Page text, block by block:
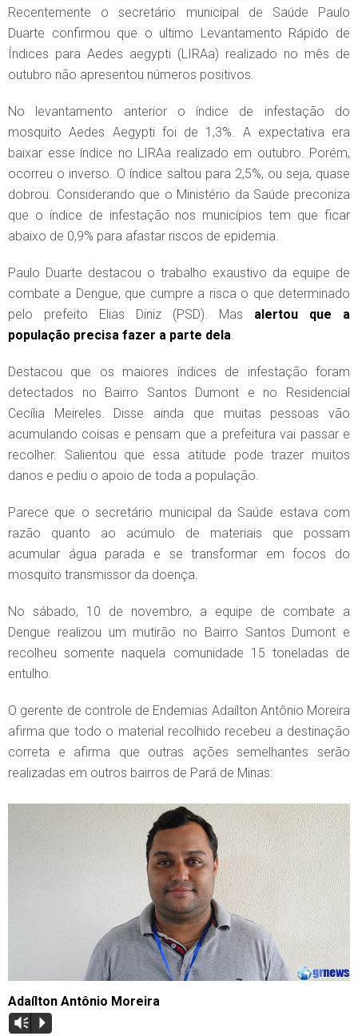
Recentemente o secretário municipal de Saúde Paulo
Duarte confirmou que o ultimo Levantamento Rápido de
Índices para Aedes aegypti (LIRAa) realizado no mês de
outubro não apresentou números positivos.
No levantamento anterior o índice de infestação do
mosquito Aedes Aegypti foi de 1,3%. A expectativa era
baixar esse índice no LIRAa realizado em outubro. Porém,
ocorreu o inverso. O índice saltou para 2,5%, ou seja, quase
dobrou. Considerando que o Ministério da Saúde preconiza
que o índice de infestação nos municípios tem que ficar
abaixo de 0,9% para afastar riscos de epidemia.
Paulo Duarte destacou o trabalho exaustivo da equipe de
combate a Dengue, que cumpre a risca o que determinado
pelo prefeito Elias Diniz (PSD). Mas alertou que a
população precisa fazer a parte dela
Destacou que os maiores índices de infestação foram
detectados no Bairro Santos Dumont e no Residencial
Cecília Meireles. Disse ainda que muitas pessoas vão
acumulando coisas e pensam que a prefeitura vai passar e
recolher. Salientou que essa atitude pode trazer muitos
danos e pediu o apoio de toda a população.
Parece que o secretário municipal da Saúde estava com
razão quanto ao acúmulo de materiais que possam
acumular água parada e se transformar em focos do
mosquito transmissor da doença.
No sábado, 10 de novembro, a equipe de combate a
Dengue realizou um mutirão no Bairro Santos Dumont e
recolheu somente naquela comunidade 15 toneladas de
entulho.
O gerente de controle de Endemias Adaílton Antônio Moreira
afirma que todo o material recolhido recebeu a destinação
correta e afirma que outras ações semelhantes serão
realizadas em outros bairros de Pará de Minas:
Adaílton Antônio Moreira
Vm P